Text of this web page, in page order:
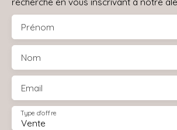
Prénom
Nom
Email
Vente
Type d'offre